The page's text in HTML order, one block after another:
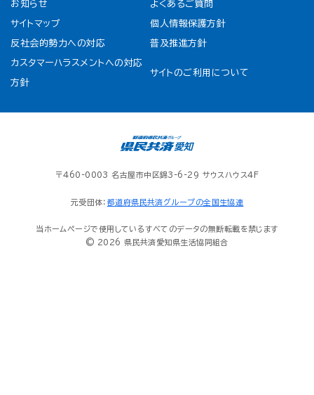
お知らせ よくあるご質問
サイトマップ 個人情報保護方針
反社会的勢力への対応 普及推進方針
カスタマーハラスメントへの対応
方針
サイトのご利用について
〒460-0003 名古屋市中区錦3-6-29 サウスハウス4F
元受団体： 都道府県民共済グループの全国生協連
当ホームページで使用しているすべてのデータの無断転載を禁じます
© 2026 県民共済愛知県生活協同組合